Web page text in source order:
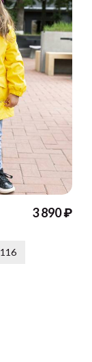
3 890 ₽
116